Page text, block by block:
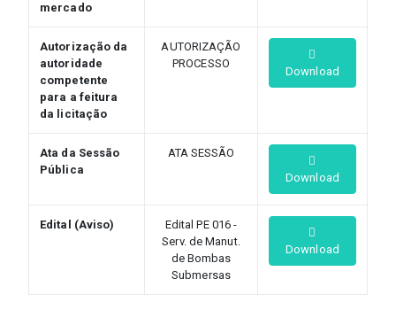
mercado
Autorização da
autoridade
competente
para a feitura
da licitação
AUTORIZAÇÃO
PROCESSO
Download
Ata da Sessão
Pública
ATA SESSÃO
Download
Edital (Aviso)
Edital PE 016 -
Serv. de Manut.
de Bombas
Submersas
Download